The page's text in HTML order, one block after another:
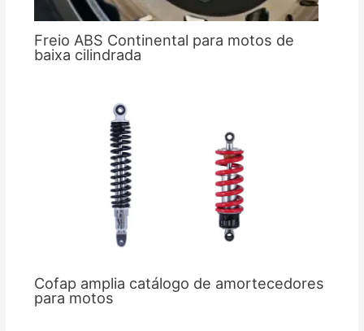
Freio ABS Continental para motos de
baixa cilindrada
Cofap amplia catálogo de amortecedores
para motos